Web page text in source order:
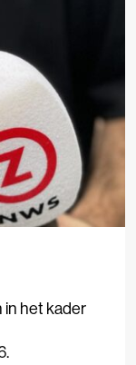
in het kader